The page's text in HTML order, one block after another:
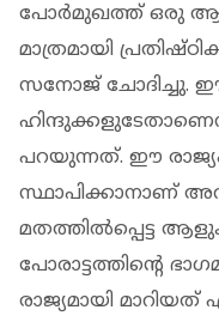
പോര്‍മുഖത്ത് ഒരു
മാത്രമായി
സനോജ് ചോദിച്ചു. ഈ
പറയുന്നത്. ഈ
സ്ഥാപിക്കാനാണ്
മതത്തില്‍പ്പെട്ട
പോരാട്ടത്തിന്റെ
രാജ്യമായി